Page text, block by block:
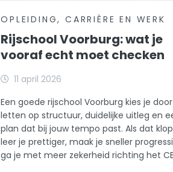
OPLEIDING, CARRIÈRE EN WERK
Rijschool Voorburg: wat je
vooraf echt moet checken
11 april 2026
Een goede rijschool Voorburg kies je
letten op structuur, duidelijke uitleg en
plan dat bij jouw tempo past. Als dat
leer je prettiger, maak je sneller
ga je met meer zekerheid richting het